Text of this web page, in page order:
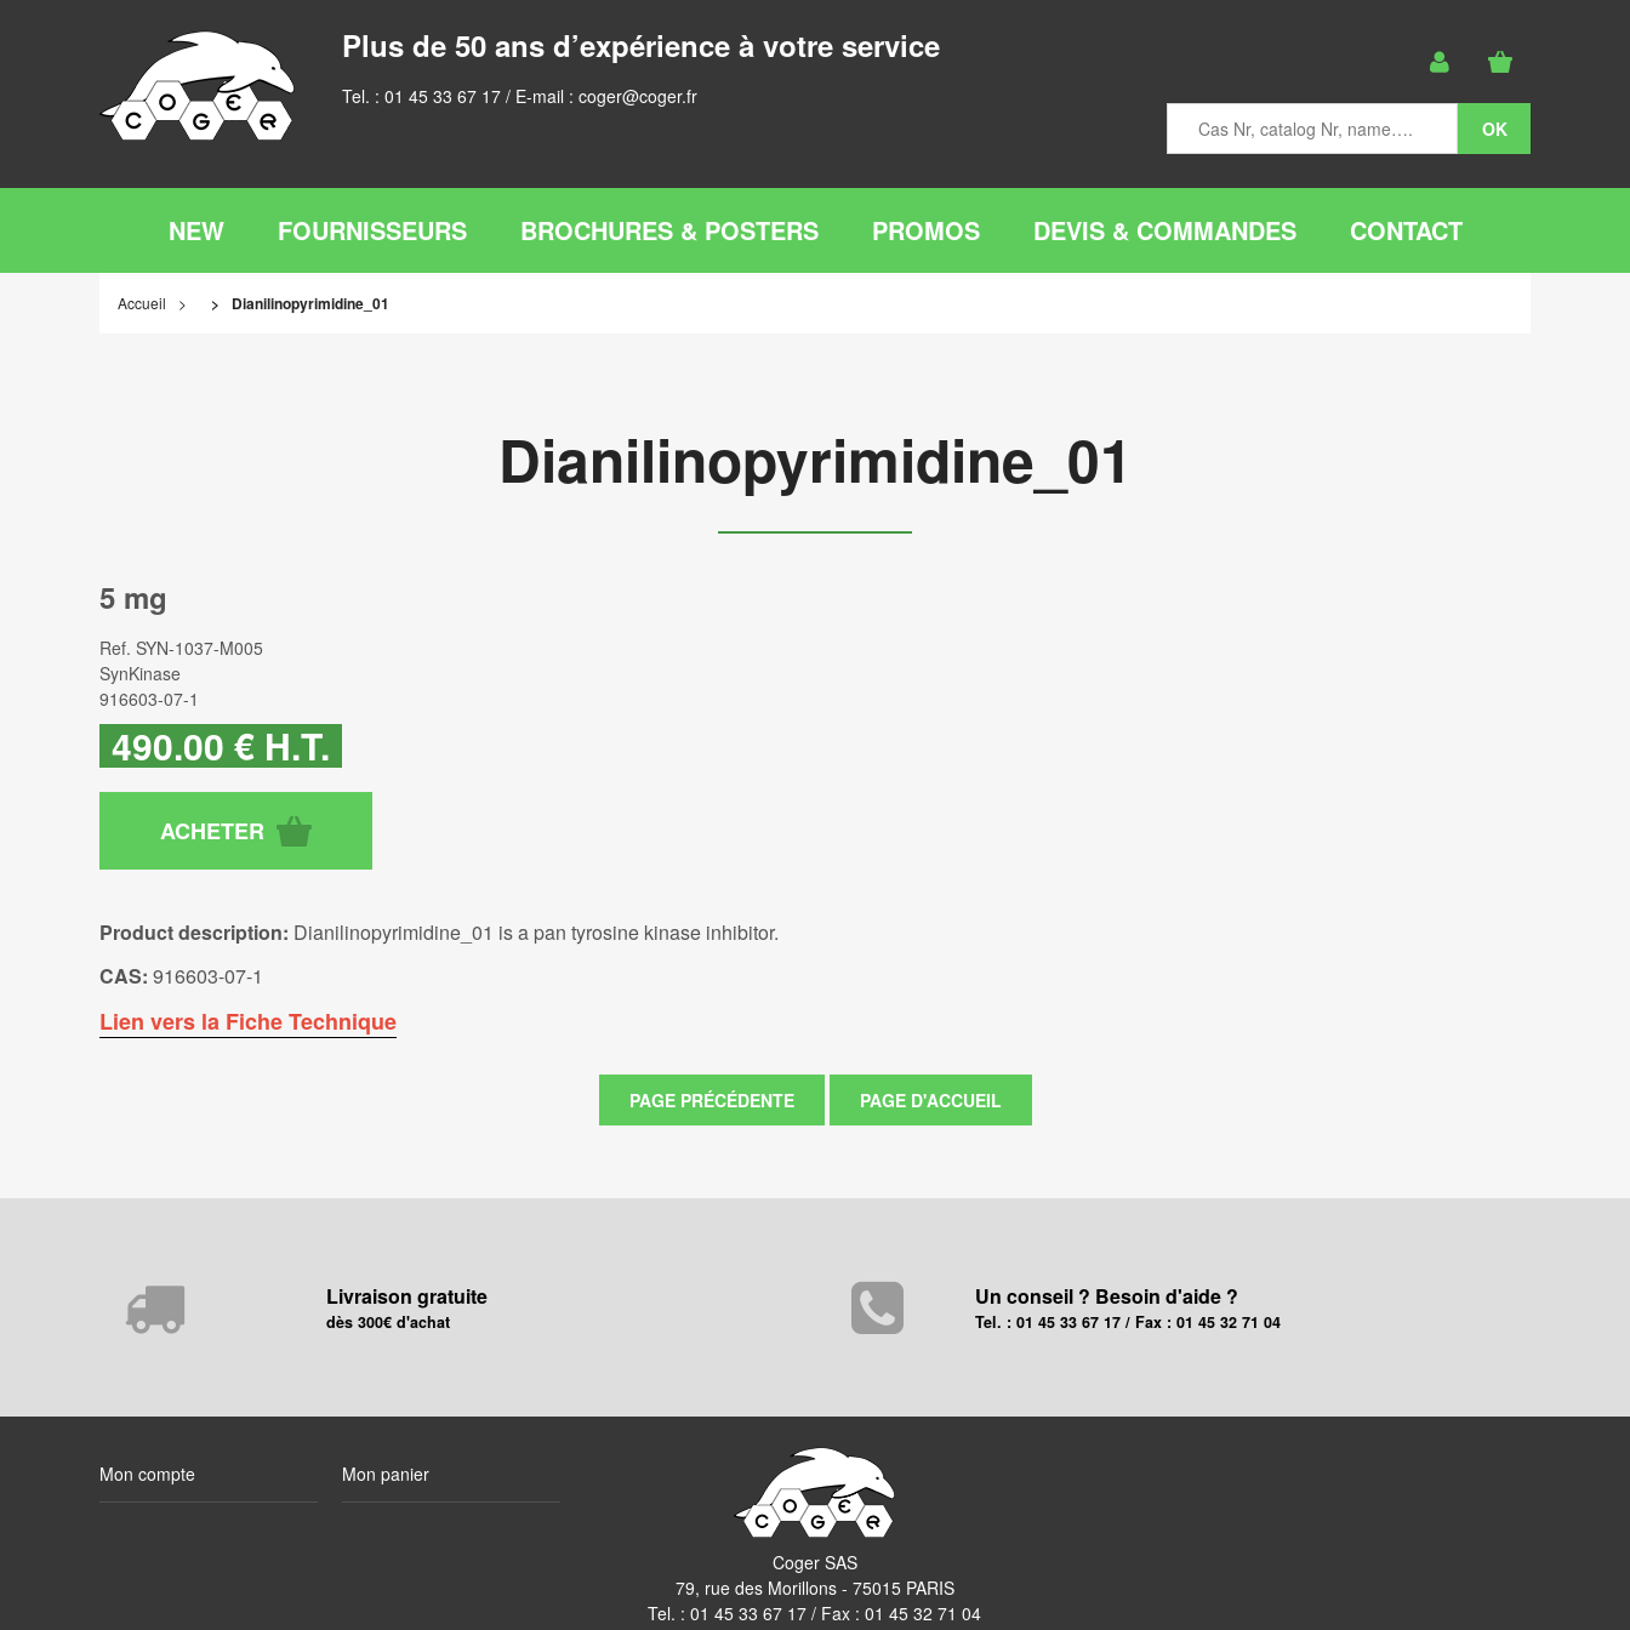
Plus de 50 ans d’expérience à votre service
Tel. : 01 45 33 67 17 / E-mail : coger@coger.fr
NEW FOURNISSEURS BROCHURES & POSTERS PROMOS DEVIS & COMMANDES CONTACT
Accueil Dianilinopyrimidine_01
Dianilinopyrimidine_01
5 mg
Ref. SYN-1037-M005
SynKinase
916603-07-1
490.00 € H.T.
Product description: Dianilinopyrimidine_01 is a pan tyrosine kinase inhibitor.
CAS: 916603-07-1
Lien vers la Fiche Technique
Livraison gratuite
dès 300€ d'achat
Un conseil ? Besoin d'aide ?
Tel. : 01 45 33 67 17 / Fax : 01 45 32 71 04
Mon compte Mon panier
Coger SAS
79, rue des Morillons - 75015 PARIS
Tel. :01 45 33 67 17 / Fax : 01 45 32 71 04